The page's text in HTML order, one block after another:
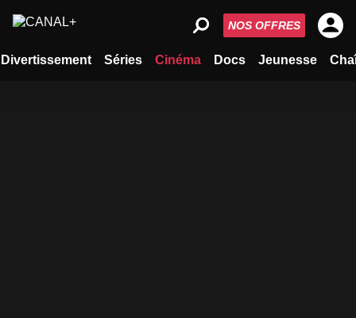
Divertissement Séries Cinéma Docs Jeunesse
NOS OFFRES